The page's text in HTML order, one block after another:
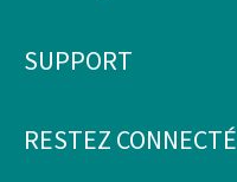
page
SUPPORT
RESTEZ CONNECTÉ